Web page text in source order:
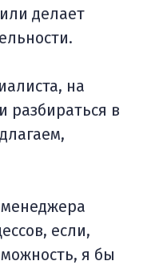
делает
на
разбираться в
если,
я бы